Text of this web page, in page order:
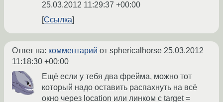
25.03.2012 11:29:37 +00:00
Ссылка
Ответ на: комментарий от sphericalhorse 25.03.2012
11:18:30 +00:00
Ещё если у тебя два фрейма, можно тот
который надо оставить распахнуть на всё
окно через location или линком с target =